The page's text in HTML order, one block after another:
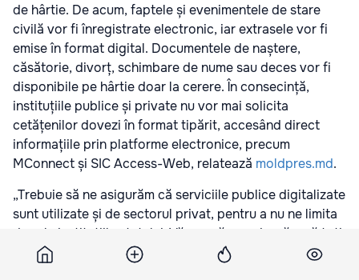
de hârtie. De acum, faptele și evenimentele de stare
civilă vor fi înregistrate electronic, iar extrasele vor fi
emise în format digital. Documentele de naștere,
căsătorie, divorț, schimbare de nume sau deces vor fi
disponibile pe hârtie doar la cerere. În consecință,
instituțiile publice și private nu vor mai solicita
cetățenilor dovezi în format tipărit, accesând direct
informațiile prin platforme electronice, precum
MConnect și SIC Access-Web, relatează moldpres.md.
„Trebuie să ne asigurăm că serviciile publice digitalizate
sunt utilizate și de sectorul privat, pentru a nu ne limita
doar la instituțiile statului. Vă rog să ne asigurăm că toți
pot utiliza semnătura digitală, fără a mai avea nevoie de